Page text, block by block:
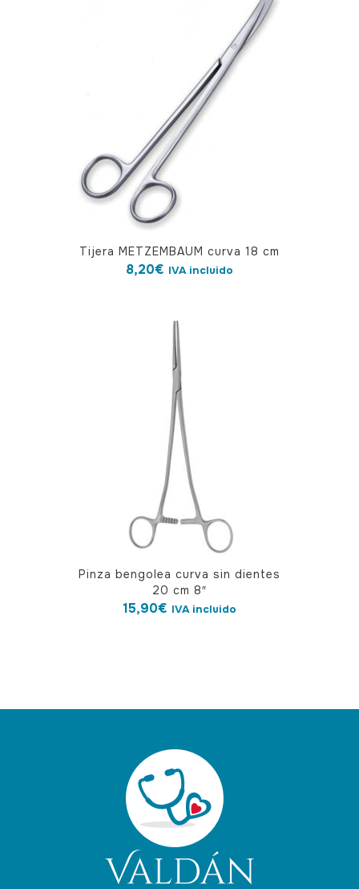
Tijera METZEMBAUM curva 18 cm
8,20€ IVA incluido
Pinza bengolea curva sin dientes
20 cm 8″
15,90€ IVA incluido